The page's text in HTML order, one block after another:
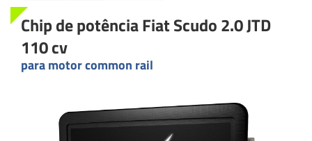
Chip de potência Fiat Scudo 2.0 JTD
110 cv
para motor common rail